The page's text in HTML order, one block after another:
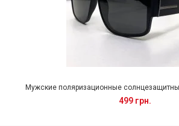
Мужские поляризационные
499 грн.